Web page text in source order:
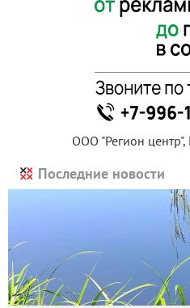
ООО "Регион
Последние новости